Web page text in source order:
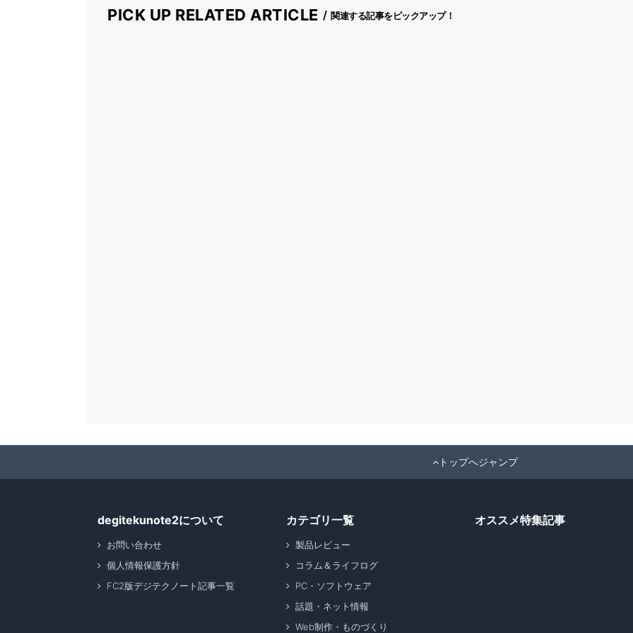
PICK UP RELATED ARTICLE 関連する記事をピックアップ！
トップへジャンプ
degitekunote2について
お問い合わせ
個人情報保護方針
FC2版デジテクノート記事一覧
カテゴリ一覧
製品レビュー
コラム＆ライフログ
PC・ソフトウェア
話題・ネット情報
Web制作・ものづくり
オススメ特集記事